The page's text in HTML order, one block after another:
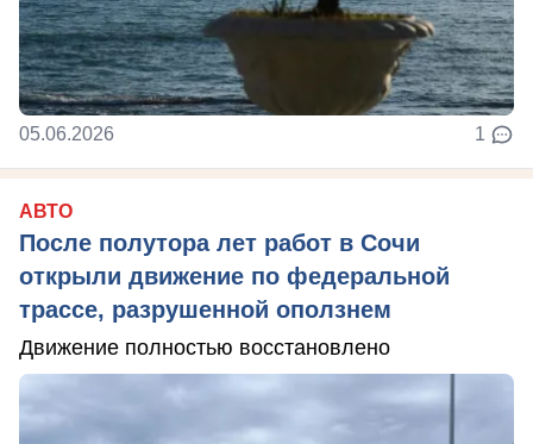
05.06.2026 1
АВТО
После полутора лет работ в Сочи
открыли движение по федеральной
трассе, разрушенной оползнем
Движение полностью восстановлено